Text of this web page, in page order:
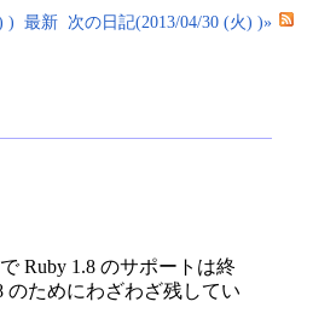
) 最新 次の日記(2013/04/30 (火) )»
Ruby 1.8 のサポートは終
のためにわざわざ残してい